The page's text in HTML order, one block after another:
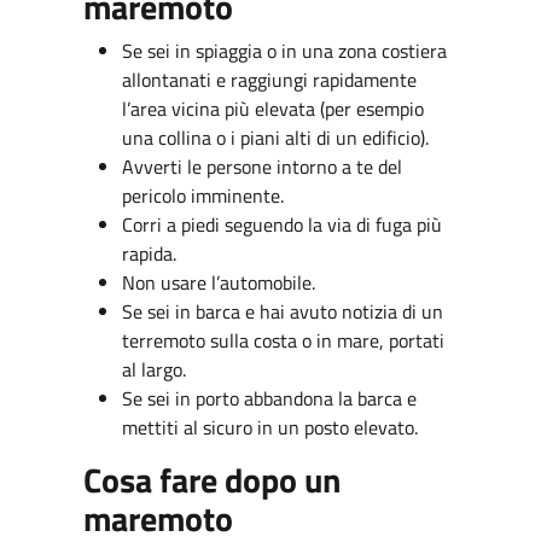
Se sei in spiaggia o in una zona costiera
allontanati e raggiungi rapidamente
l’area vicina più elevata (per esempio
una collina o i piani alti di un edificio).
Avverti le persone intorno a te del
pericolo imminente.
Corri a piedi seguendo la via di fuga più
rapida.
Non usare l’automobile.
Se sei in barca e hai avuto notizia di un
terremoto sulla costa o in mare, portati
al largo.
Se sei in porto abbandona la barca e
mettiti al sicuro in un posto elevato.
Cosa fare dopo un
maremoto